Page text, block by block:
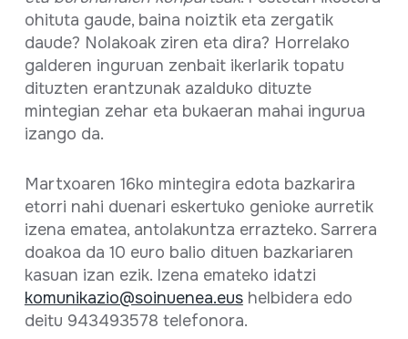
ohituta gaude, baina noiztik eta zergatik
daude? Nolakoak ziren eta dira? Horrelako
galderen inguruan zenbait ikerlarik topatu
dituzten erantzunak azalduko dituzte
mintegian zehar eta bukaeran mahai ingurua
izango da.
Martxoaren 16ko mintegira edota bazkarira
etorri nahi duenari eskertuko genioke aurretik
izena ematea, antolakuntza errazteko. Sarrera
doakoa da 10 euro balio dituen bazkariaren
kasuan izan ezik. Izena emateko idatzi
komunikazio@soinuenea.eushelbidera edo
deitu 943493578 telefonora.